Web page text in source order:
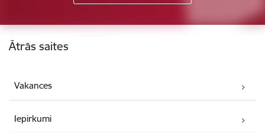
Kājene
Ātrās saites
Vakances
Iepirkumi